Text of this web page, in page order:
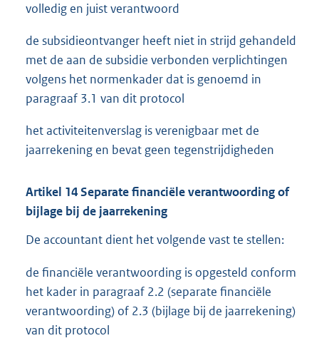
volledig en juist verantwoord
de subsidieontvanger heeft niet in strijd gehandeld
met de aan de subsidie verbonden verplichtingen
volgens het normenkader dat is genoemd in
paragraaf 3.1 van dit protocol
het activiteitenverslag is verenigbaar met de
jaarrekening en bevat geen tegenstrijdigheden
Artikel 14Separate financiële verantwoording of
bijlage bij de jaarrekening
De accountant dient het volgende vast te stellen:
de financiële verantwoording is opgesteld conform
het kader in paragraaf 2.2 (separate financiële
verantwoording) of 2.3 (bijlage bij de jaarrekening)
van dit protocol